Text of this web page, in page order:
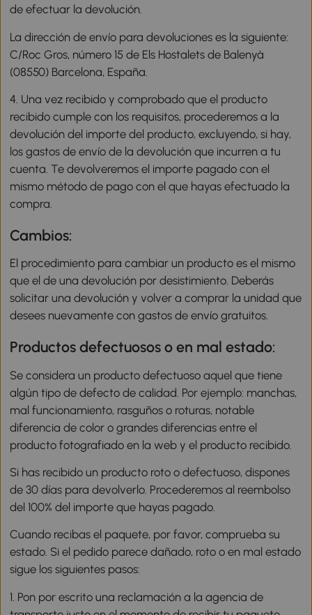
de efectuar la devolución.
La dirección de envío para devoluciones es la siguiente:
C/Roc Gros, número 15 de Els Hostalets de Balenyà
(08550) Barcelona, España.
4. Una vez recibido y comprobado que el producto
recibido cumple con los requisitos, procederemos a la
devolución del importe del producto, excluyendo, si hay,
los gastos de envío de la devolución que incurren a tu
cuenta. Te devolveremos el importe pagado con el
mismo método de pago con el que hayas efectuado la
compra.
Cambios:
El procedimiento para cambiar un producto es el mismo
que el de una devolución por desistimiento. Deberás
solicitar una devolución y volver a comprar la unidad que
desees nuevamente con gastos de envío gratuitos.
Productos defectuosos o en mal estado:
Se considera un producto defectuoso aquel que tiene
algún tipo de defecto de calidad. Por ejemplo: manchas,
mal funcionamiento, rasguños o roturas, notable
diferencia de color o grandes diferencias entre el
producto fotografiado en la web y el producto recibido.
Si has recibido un producto roto o defectuoso, dispones
de 30 días para devolverlo. Procederemos al reembolso
del 100% del importe que hayas pagado.
Cuando recibas el paquete, por favor, comprueba su
estado. Si el pedido parece dañado, roto o en mal estado
sigue los siguientes pasos:
1. Pon por escrito una reclamación a la agencia de